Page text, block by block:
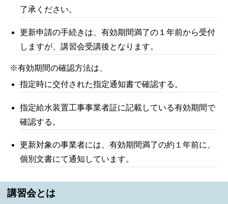
了承ください。
更新申請の手続きは、有効期間満了の１年前から受付
しますが、講習会受講後となります。
※有効期間の確認方法は、
指定時に交付された指定通知書で確認する。
指定給水装置工事事業者証に記載している有効期間で
確認する。
更新対象の事業者には、有効期間満了の約１年前に、
個別文書にて通知しています。
講習会とは